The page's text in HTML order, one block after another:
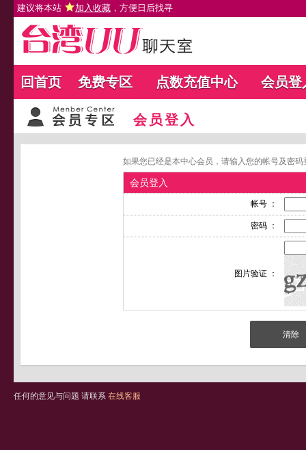
建议将本站 加入收藏 ，方便日后找寻
回首页 免费专区 点数充值中心 会员登
会员登入
如果您已经是本中心会员，请输入您的帐号及密
会员登入
帐号 ：
密码 ：
图片验证 ：
任何的意见与问题 请联系 在线客服